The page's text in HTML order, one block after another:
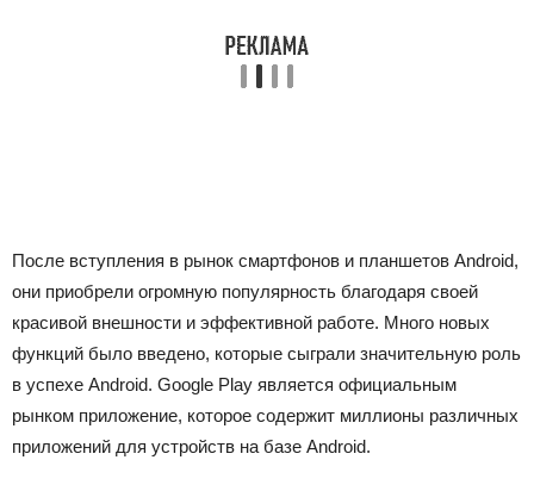
После вступления в рынок смартфонов и планшетов Android,
они приобрели огромную популярность благодаря своей
красивой внешности и эффективной работе. Много новых
функций было введено, которые сыграли значительную роль
в успехе Android. Google Play является официальным
рынком приложение, которое содержит миллионы различных
приложений для устройств на базе Android.